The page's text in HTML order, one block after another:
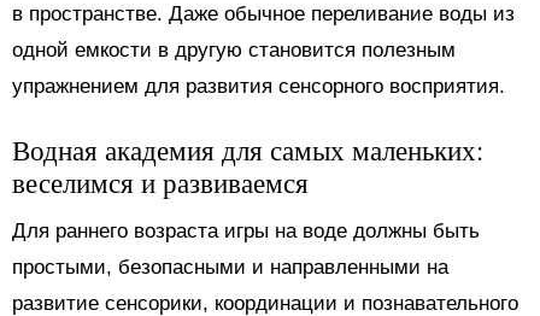
в пространстве. Даже обычное переливание воды из
одной емкости в другую становится полезным
упражнением для развития сенсорного восприятия.
Водная академия для самых маленьких:
веселимся и развиваемся
Для раннего возраста игры на воде должны быть
простыми, безопасными и направленными на
развитие сенсорики, координации и познавательного